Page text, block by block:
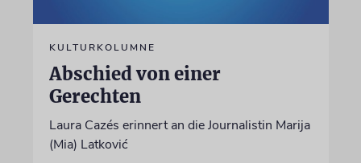
KULTURKOLUMNE
Abschied von einer
Gerechten
Laura Cazés erinnert an die Journalistin Marija
(Mia) Latković